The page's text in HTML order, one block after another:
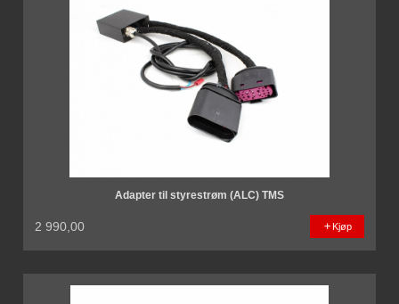
Adapter til styrestrøm (ALC) TMS
2 990,00 Kjøp